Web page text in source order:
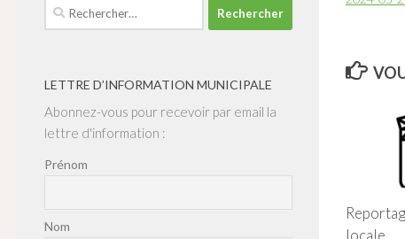
locale
Rechercher :
LETTRE D’INFORMATION MUNICIPALE
Abonnez-vous pour recevoir par email la
lettre d'information :
Prénom
Nom